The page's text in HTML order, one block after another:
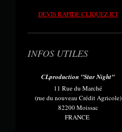
DEVIS RAPIDE CLIQUEZ ICI
INFOS UTILES
CLproduction "Star Night"
11 Rue du Marché
(rue du nouveau Crédit Agricole)
82200 Moissac
FRANCE